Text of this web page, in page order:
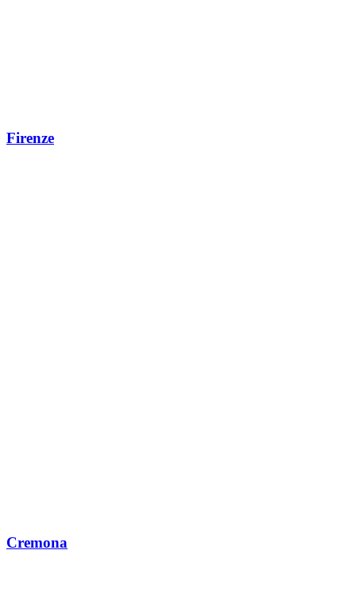
Firenze
Cremona